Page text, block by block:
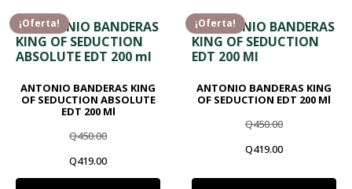
Q399.00.Q319.00.
¡Oferta!
ANTONIO BANDERAS KING
OF SEDUCTION ABSOLUTE
EDT 200 Ml
Q450.00
El
Q419.00El
¡Oferta!
ANTONIO BANDERAS KING
OF SEDUCTION EDT 200 Ml
Q450.00
El
Q419.00El